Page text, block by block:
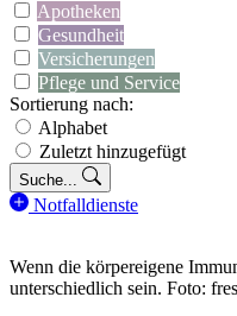
Apotheken
Gesundheit
Versicherungen
Pflege und Service
Sortierung nach:
Alphabet
Zuletzt hinzugefügt
Suche...
Notfalldienste
Wenn die körpereigene
unterschiedlich sein. Foto: